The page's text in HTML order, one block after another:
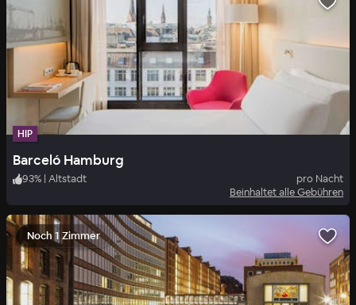
HIP
Barceló Hamburg
93% | Altstadt
pro Nacht
Beinhaltet alle Gebühren
Noch 1 Zimmer